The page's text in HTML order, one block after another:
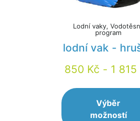
Lodní vaky,
program
lodní vak -
850 Kč - 1 815
Výběr
možností